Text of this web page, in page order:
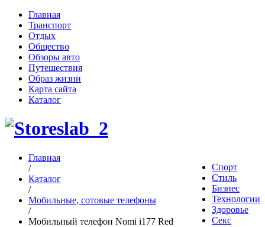
Главная
Транспорт
Отдых
Общество
Обзоры авто
Путешествия
Образ жизни
Карта сайта
Каталог
Спорт
Стиль
Бизнес
Технологии
Здоровье
Секс
Главная
/
Каталог
/
Мобильные, сотовые телефоны
/
Мобильный телефон Nomi i177 Red